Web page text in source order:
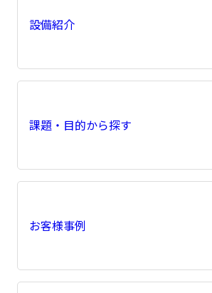
設備紹介
課題・目的から探す
お客様事例